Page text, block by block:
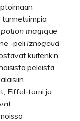
magique
-peli Iznogoud
kuitenkin,
peleistä
Eiffel-torni ja